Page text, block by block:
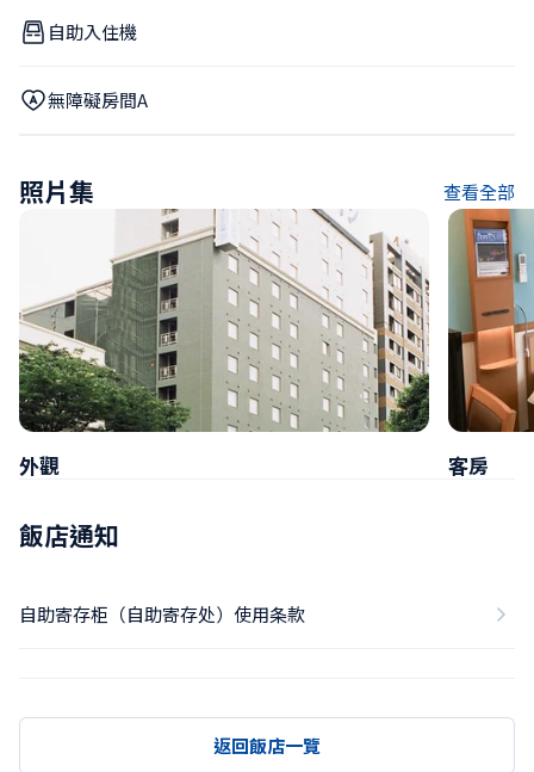
自助入住機
無障礙房間A
照片集 查看全部
外觀 客房
飯店通知
自助寄存柜（自助寄存处）使用条款
返回飯店一覽